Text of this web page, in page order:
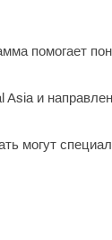
помогает
и
могут